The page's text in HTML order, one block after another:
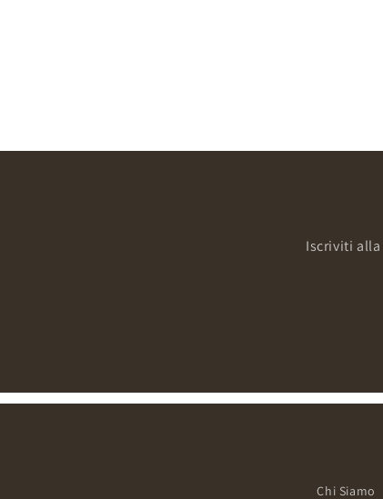
Iscriviti
Chi Siamo